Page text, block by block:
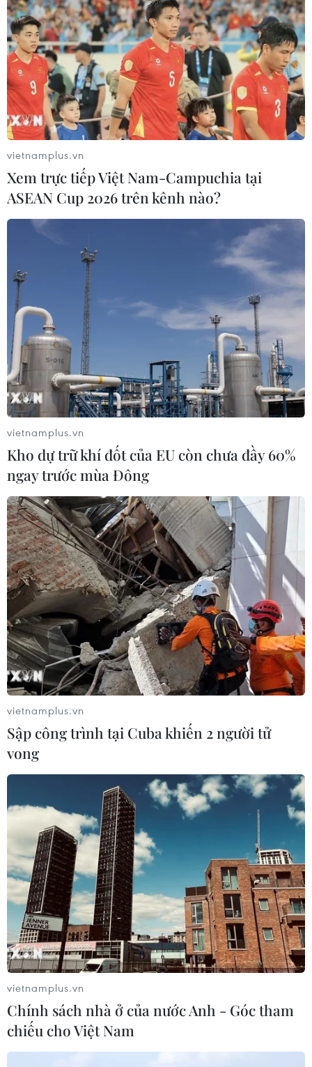
Inter Milan buồn bã khi phải trải qua mùa giải trắng tay.
PSG lần đầu giành chức vô địch Champions League. (Nguồn:
Getty Images)
Niềm vui và phấn khích của cổ động viên PSG. (Nguồn: Getty
(Vietnam+)
vietnamplus.vn
Xem trực tiếp Việt Nam-Campuchia tại
ASEAN Cup 2026 trên kênh nào?
vietnamplus.vn
Kho dự trữ khí đốt của EU còn chưa đầy 60%
ngay trước mùa Đông
vietnamplus.vn
Sập công trình tại Cuba khiến 2 người tử
vong
vietnamplus.vn
Chính sách nhà ở của nước Anh - Góc tham
chiếu cho Việt Nam